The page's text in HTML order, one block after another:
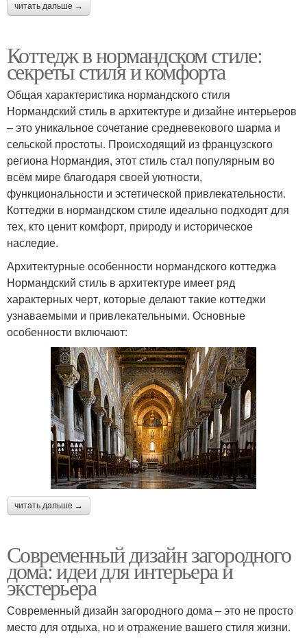
читать дальше →
Коттедж в нормандском стиле:
секреты стиля и комфорта
Общая характеристика нормандского стиля
Нормандский стиль в архитектуре и дизайне интерьеров
– это уникальное сочетание средневекового шарма и
сельской простоты. Происходящий из французского
региона Нормандия, этот стиль стал популярным во
всём мире благодаря своей уютности,
функциональности и эстетической привлекательности.
Коттеджи в нормандском стиле идеально подходят для
тех, кто ценит комфорт, природу и историческое
наследие.
Архитектурные особенности нормандского коттеджа
Нормандский стиль в архитектуре имеет ряд
характерных черт, которые делают такие коттеджи
узнаваемыми и привлекательными. Основные
особенности включают:
читать дальше →
Современный дизайн загородного
дома: идеи для интерьера и
экстерьера
Современный дизайн загородного дома – это не просто
место для отдыха, но и отражение вашего стиля жизни.